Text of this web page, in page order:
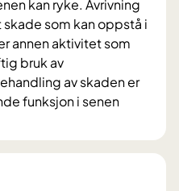
kan ryke. Avrivning
skade som kan oppstå i
annen aktivitet som
bruk av
av skaden er
funksjon i senen